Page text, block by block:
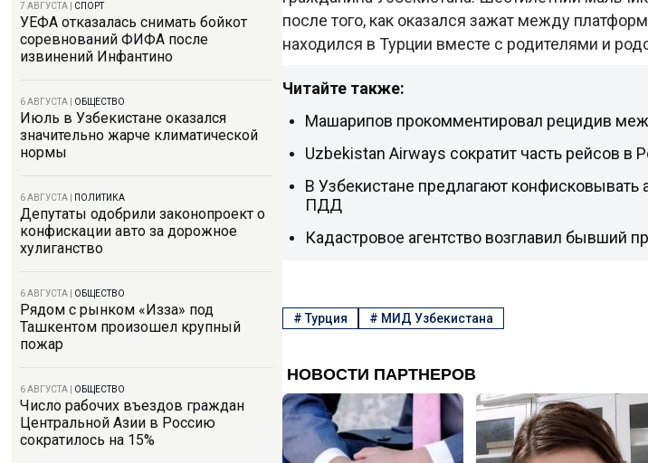
7 АВГУСТА СПОРТ
УЕФА отказалась снимать бойкот
соревнований ФИФА после
извинений Инфантино
6 АВГУСТА ОБЩЕСТВО
Июль в Узбекистане оказался
значительно жарче климатической
нормы
6 АВГУСТА ПОЛИТИКА
Депутаты одобрили законопроект о
конфискации авто за дорожное
хулиганство
6 АВГУСТА ОБЩЕСТВО
Рядом с рынком «Изза» под
Ташкентом произошел крупный
пожар
6 АВГУСТА ОБЩЕСТВО
Число рабочих въездов граждан
Центральной Азии в Россию
сократилось на 15%
после того, как оказался зажат между
находился в Турции вместе с родителями и
Читайте также:
Машарипов прокомментировал рецидив
Uzbekistan Airways сократит часть рейсов в
В Узбекистане предлагают
ПДД
Кадастровое агентство возглавил бывший
#Турция # МИД Узбекистана